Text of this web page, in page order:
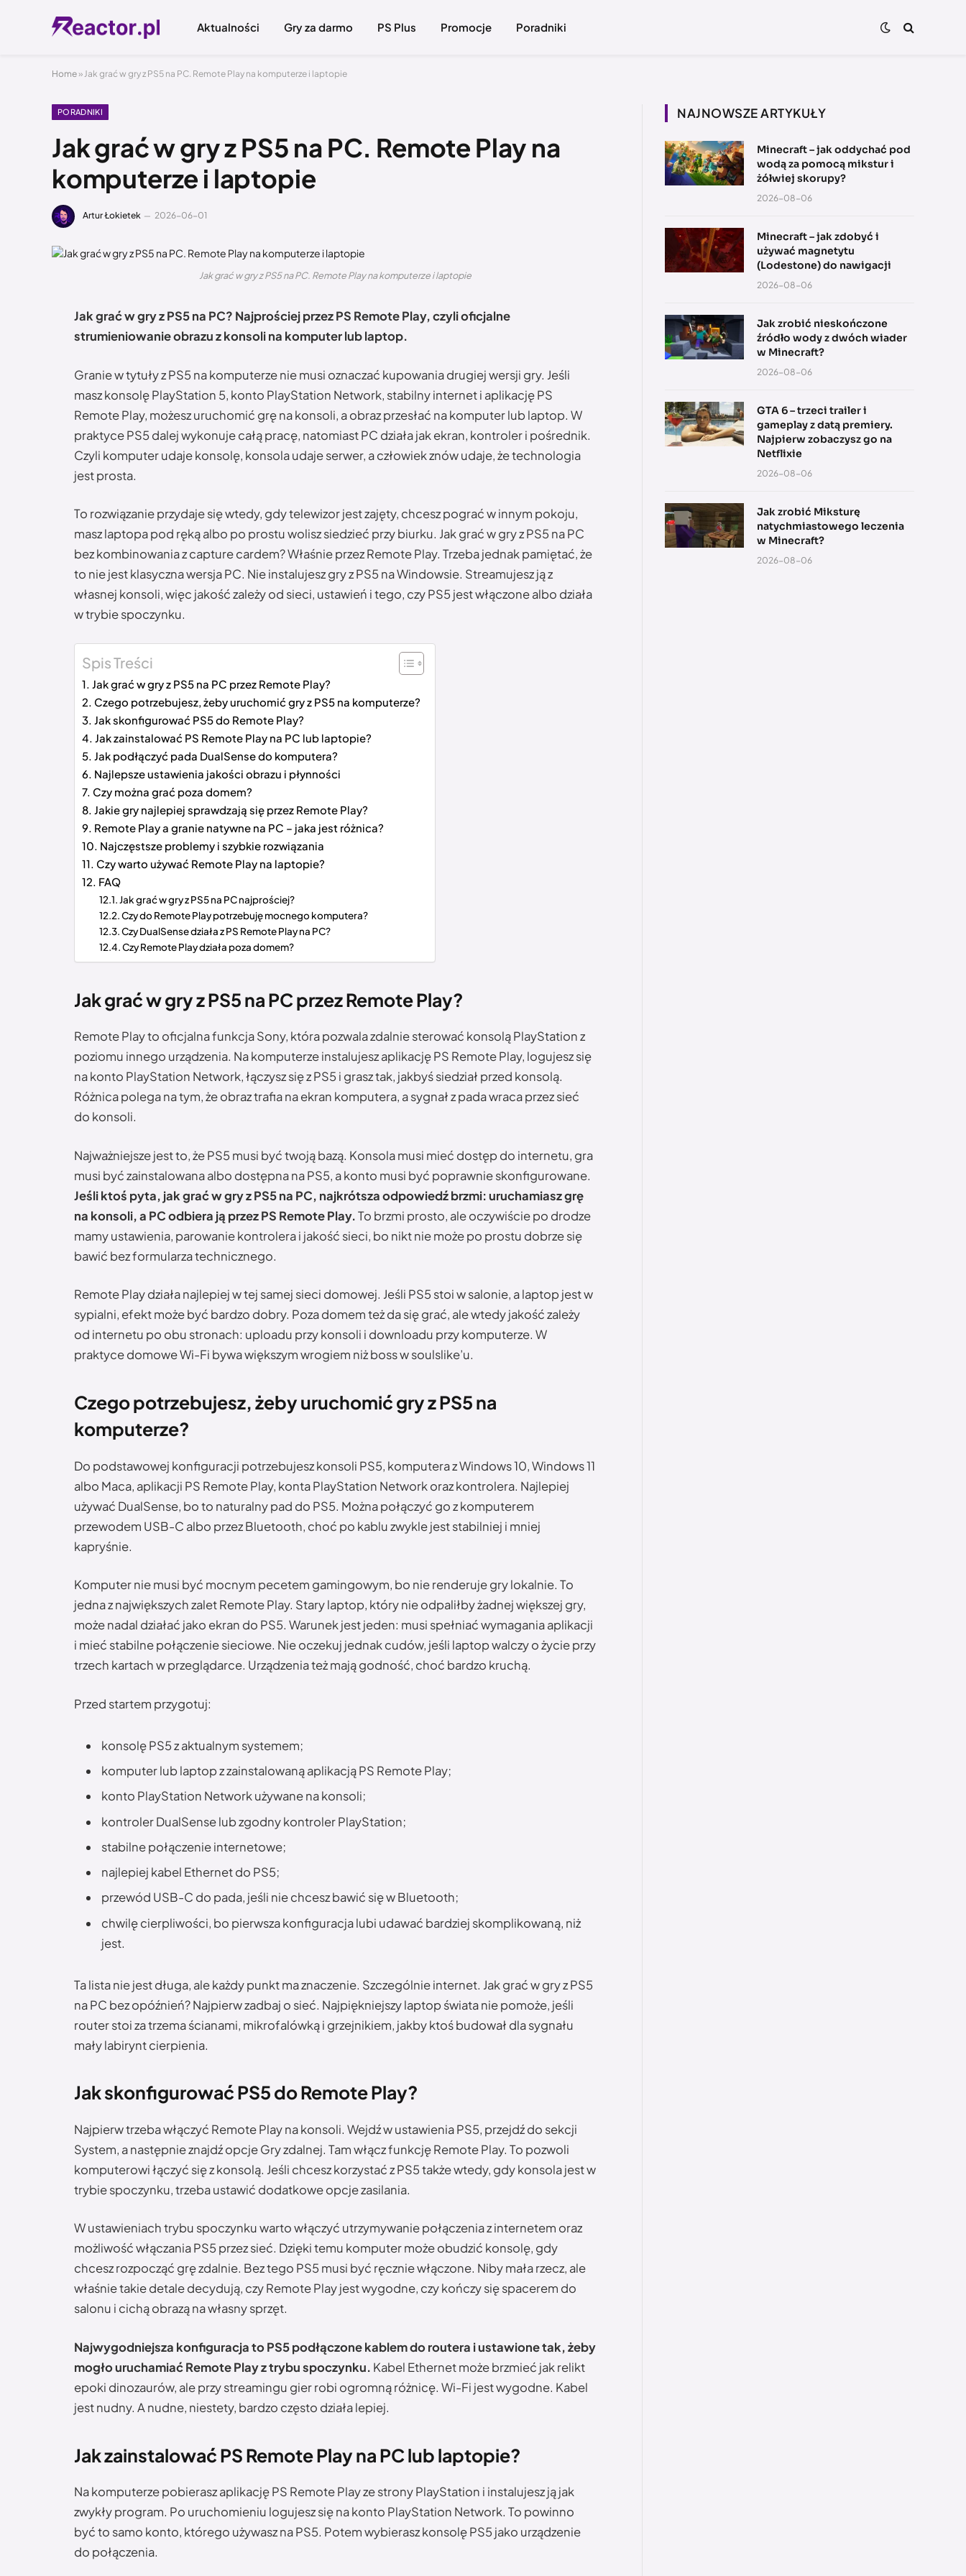
Aktualności Gry za darmo PS Plus Promocje Poradniki
Home »Jak grać w gry z PS5 na PC. Remote Play na komputerze i laptopie
PORADNIKI
Jak grać w gry z PS5 na PC. Remote Play na
komputerze i laptopie
Artur Łokietek 2026-06-01
Jak grać w gry z PS5 na PC. Remote Play na komputerze i laptopie
Jak grać w gry z PS5 na PC? Najprościej przez PS Remote Play, czyli oficjalne
strumieniowanie obrazu z konsoli na komputer lub laptop.
Granie w tytuły z PS5 na komputerze nie musi oznaczać kupowania drugiej wersji gry. Jeśli
masz konsolę PlayStation 5, konto PlayStation Network, stabilny internet i aplikację PS
Remote Play, możesz uruchomić grę na konsoli, a obraz przesłać na komputer lub laptop. W
praktyce PS5 dalej wykonuje całą pracę, natomiast PC działa jak ekran, kontroler i pośrednik.
Czyli komputer udaje konsolę, konsola udaje serwer, a człowiek znów udaje, że technologia
jest prosta.
To rozwiązanie przydaje się wtedy, gdy telewizor jest zajęty, chcesz pograć w innym pokoju,
masz laptopa pod ręką albo po prostu wolisz siedzieć przy biurku. Jak grać w gry z PS5 na PC
bez kombinowania z capture cardem? Właśnie przez Remote Play. Trzeba jednak pamiętać, że
to nie jest klasyczna wersja PC. Nie instalujesz gry z PS5 na Windowsie. Streamujesz ją z
własnej konsoli, więc jakość zależy od sieci, ustawień i tego, czy PS5 jest włączone albo działa
w trybie spoczynku.
Spis Treści
Jak grać w gry z PS5 na PC przez Remote Play?
Czego potrzebujesz, żeby uruchomić gry z PS5 na komputerze?
Jak skonfigurować PS5 do Remote Play?
Jak zainstalować PS Remote Play na PC lub laptopie?
Jak podłączyć pada DualSense do komputera?
Najlepsze ustawienia jakości obrazu i płynności
Czy można grać poza domem?
Jakie gry najlepiej sprawdzają się przez Remote Play?
Remote Play a granie natywne na PC – jaka jest różnica?
Najczęstsze problemy i szybkie rozwiązania
Czy warto używać Remote Play na laptopie?
FAQ
Jak grać w gry z PS5 na PC najprościej?
Czy do Remote Play potrzebuję mocnego komputera?
Czy DualSense działa z PS Remote Play na PC?
Czy Remote Play działa poza domem?
Jak grać w gry z PS5 na PC przez Remote Play?
Remote Play to oficjalna funkcja Sony, która pozwala zdalnie sterować konsolą PlayStation z
poziomu innego urządzenia. Na komputerze instalujesz aplikację PS Remote Play, logujesz się
na konto PlayStation Network, łączysz się z PS5 i grasz tak, jakbyś siedział przed konsolą.
Różnica polega na tym, że obraz trafia na ekran komputera, a sygnał z pada wraca przez sieć
do konsoli.
Najważniejsze jest to, że PS5 musi być twoją bazą. Konsola musi mieć dostęp do internetu, gra
musi być zainstalowana albo dostępna na PS5, a konto musi być poprawnie skonfigurowane.
Jeśli ktoś pyta, jak grać w gry z PS5 na PC, najkrótsza odpowiedź brzmi: uruchamiasz grę
na konsoli, a PC odbiera ją przez PS Remote Play.To brzmi prosto, ale oczywiście po drodze
mamy ustawienia, parowanie kontrolera i jakość sieci, bo nikt nie może po prostu dobrze się
bawić bez formularza technicznego.
Remote Play działa najlepiej w tej samej sieci domowej. Jeśli PS5 stoi w salonie, a laptop jest w
sypialni, efekt może być bardzo dobry. Poza domem też da się grać, ale wtedy jakość zależy
od internetu po obu stronach: uploadu przy konsoli i downloadu przy komputerze. W
praktyce domowe Wi-Fi bywa większym wrogiem niż boss w soulslike’u.
Czego potrzebujesz, żeby uruchomić gry z PS5 na
komputerze?
Do podstawowej konfiguracji potrzebujesz konsoli PS5, komputera z Windows 10, Windows 11
albo Maca, aplikacji PS Remote Play, konta PlayStation Network oraz kontrolera. Najlepiej
używać DualSense, bo to naturalny pad do PS5. Można połączyć go z komputerem
przewodem USB-C albo przez Bluetooth, choć po kablu zwykle jest stabilniej i mniej
kapryśnie.
Komputer nie musi być mocnym pecetem gamingowym, bo nie renderuje gry lokalnie. To
jedna z największych zalet Remote Play. Stary laptop, który nie odpaliłby żadnej większej gry,
może nadal działać jako ekran do PS5. Warunek jest jeden: musi spełniać wymagania aplikacji
i mieć stabilne połączenie sieciowe. Nie oczekuj jednak cudów, jeśli laptop walczy o życie przy
trzech kartach w przeglądarce. Urządzenia też mają godność, choć bardzo kruchą.
Przed startem przygotuj:
konsolę PS5 z aktualnym systemem;
komputer lub laptop z zainstalowaną aplikacją PS Remote Play;
konto PlayStation Network używane na konsoli;
kontroler DualSense lub zgodny kontroler PlayStation;
stabilne połączenie internetowe;
najlepiej kabel Ethernet do PS5;
przewód USB-C do pada, jeśli nie chcesz bawić się w Bluetooth;
chwilę cierpliwości, bo pierwsza konfiguracja lubi udawać bardziej skomplikowaną, niż
jest.
Ta lista nie jest długa, ale każdy punkt ma znaczenie. Szczególnie internet. Jak grać w gry z PS5
na PC bez opóźnień? Najpierw zadbaj o sieć. Najpiękniejszy laptop świata nie pomoże, jeśli
router stoi za trzema ścianami, mikrofalówką i grzejnikiem, jakby ktoś budował dla sygnału
mały labirynt cierpienia.
Jak skonfigurować PS5 do Remote Play?
Najpierw trzeba włączyć Remote Play na konsoli. Wejdź w ustawienia PS5, przejdź do sekcji
System, a następnie znajdź opcje Gry zdalnej. Tam włącz funkcję Remote Play. To pozwoli
komputerowi łączyć się z konsolą. Jeśli chcesz korzystać z PS5 także wtedy, gdy konsola jest w
trybie spoczynku, trzeba ustawić dodatkowe opcje zasilania.
W ustawieniach trybu spoczynku warto włączyć utrzymywanie połączenia z internetem oraz
możliwość włączania PS5 przez sieć. Dzięki temu komputer może obudzić konsolę, gdy
chcesz rozpocząć grę zdalnie. Bez tego PS5 musi być ręcznie włączone. Niby mała rzecz, ale
właśnie takie detale decydują, czy Remote Play jest wygodne, czy kończy się spacerem do
salonu i cichą obrazą na własny sprzęt.
Najwygodniejsza konfiguracja to PS5 podłączone kablem do routera i ustawione tak, żeby
mogło uruchamiać Remote Play z trybu spoczynku. Kabel Ethernet może brzmieć jak relikt
epoki dinozaurów, ale przy streamingu gier robi ogromną różnicę. Wi-Fi jest wygodne. Kabel
jest nudny. A nudne, niestety, bardzo często działa lepiej.
Jak zainstalować PS Remote Play na PC lub laptopie?
Na komputerze pobierasz aplikację PS Remote Play ze strony PlayStation i instalujesz ją jak
zwykły program. Po uruchomieniu logujesz się na konto PlayStation Network. To powinno
być to samo konto, którego używasz na PS5. Potem wybierasz konsolę PS5 jako urządzenie
do połączenia.
NAJNOWSZE ARTYKUŁY
Minecraft – jak oddychać pod
wodą za pomocą mikstur i
żółwiej skorupy?
2026-08-06
Minecraft – jak zdobyć i
używać magnetytu
(Lodestone) do nawigacji
2026-08-06
Jak zrobić nieskończone
źródło wody z dwóch wiader
w Minecraft?
2026-08-06
GTA 6 – trzeci trailer i
gameplay z datą premiery.
Najpierw zobaczysz go na
Netflixie
2026-08-06
Jak zrobić Miksturę
natychmiastowego leczenia
w Minecraft?
2026-08-06